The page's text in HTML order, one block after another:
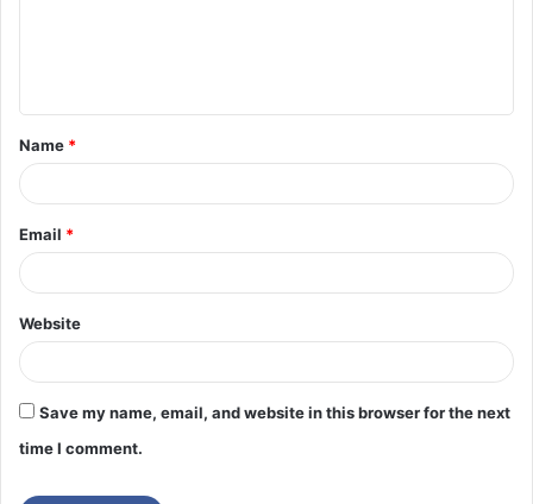
Name *
Email *
Website
Save my name, email, and website in this browser for the next
time I comment.